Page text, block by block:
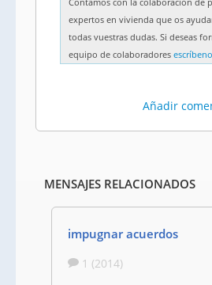
expertos en vivienda que os
todas vuestras dudas. Si deseas
equipo de colaboradores
Añadir
MENSAJES RELACIONADOS
impugnar acuerdos
1 (2014)